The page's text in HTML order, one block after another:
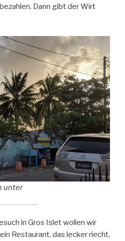
Dann gibt der Wirt
unter
in Gros Islet wollen wir
Restaurant, das lecker riecht,